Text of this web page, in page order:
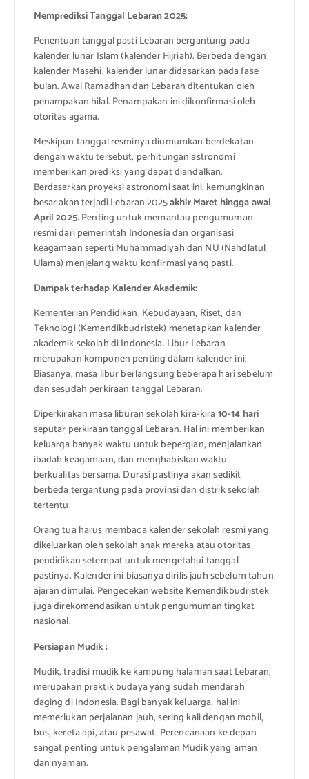
Memprediksi Tanggal Lebaran 2025:
Penentuan tanggal pasti Lebaran bergantung pada
kalender lunar Islam (kalender Hijriah). Berbeda dengan
kalender Masehi, kalender lunar didasarkan pada fase
bulan. Awal Ramadhan dan Lebaran ditentukan oleh
penampakan hilal. Penampakan ini dikonfirmasi oleh
otoritas agama.
Meskipun tanggal resminya diumumkan berdekatan
dengan waktu tersebut, perhitungan astronomi
memberikan prediksi yang dapat diandalkan.
Berdasarkan proyeksi astronomi saat ini, kemungkinan
besar akan terjadi Lebaran 2025akhir Maret hingga awal
April 2025. Penting untuk memantau pengumuman
resmi dari pemerintah Indonesia dan organisasi
keagamaan seperti Muhammadiyah dan NU (Nahdlatul
Ulama) menjelang waktu konfirmasi yang pasti.
Dampak terhadap Kalender Akademik:
Kementerian Pendidikan, Kebudayaan, Riset, dan
Teknologi (Kemendikbudristek) menetapkan kalender
akademik sekolah di Indonesia. Libur Lebaran
merupakan komponen penting dalam kalender ini.
Biasanya, masa libur berlangsung beberapa hari sebelum
dan sesudah perkiraan tanggal Lebaran.
Diperkirakan masa liburan sekolah kira-kira10-14 hari
seputar perkiraan tanggal Lebaran. Hal ini memberikan
keluarga banyak waktu untuk bepergian, menjalankan
ibadah keagamaan, dan menghabiskan waktu
berkualitas bersama. Durasi pastinya akan sedikit
berbeda tergantung pada provinsi dan distrik sekolah
tertentu.
Orang tua harus membaca kalender sekolah resmi yang
dikeluarkan oleh sekolah anak mereka atau otoritas
pendidikan setempat untuk mengetahui tanggal
pastinya. Kalender ini biasanya dirilis jauh sebelum tahun
ajaran dimulai. Pengecekan website Kemendikbudristek
juga direkomendasikan untuk pengumuman tingkat
nasional.
Persiapan Mudik :
Mudik, tradisi mudik ke kampung halaman saat Lebaran,
merupakan praktik budaya yang sudah mendarah
daging di Indonesia. Bagi banyak keluarga, hal ini
memerlukan perjalanan jauh, sering kali dengan mobil,
bus, kereta api, atau pesawat. Perencanaan ke depan
sangat penting untuk pengalaman Mudik yang aman
dan nyaman.